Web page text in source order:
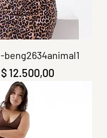
Precio
$ 12.500,00